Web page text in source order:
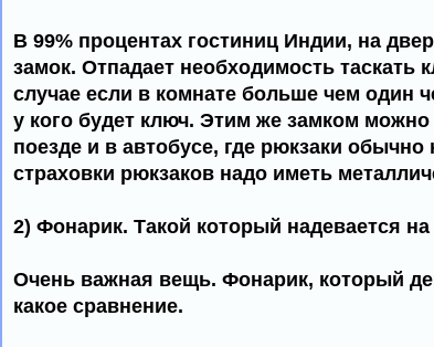
В 99% процентах гостиниц Индии, на
замок. Отпадает необходимость таскать
случае если в комнате больше чем один
у кого будет ключ. Этим же замком можно
поезде и в автобусе, где рюкзаки
страховки рюкзаков надо иметь
2) Фонарик. Такой который надевается на
Очень важная вещь. Фонарик, который
какое сравнение.